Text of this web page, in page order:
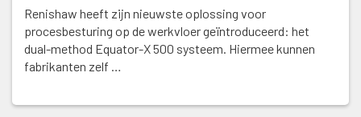
Renishaw heeft zijn nieuwste oplossing voor
procesbesturing op de werkvloer geïntroduceerd: het
dual-method Equator-X 500 systeem. Hiermee kunnen
fabrikanten zelf …